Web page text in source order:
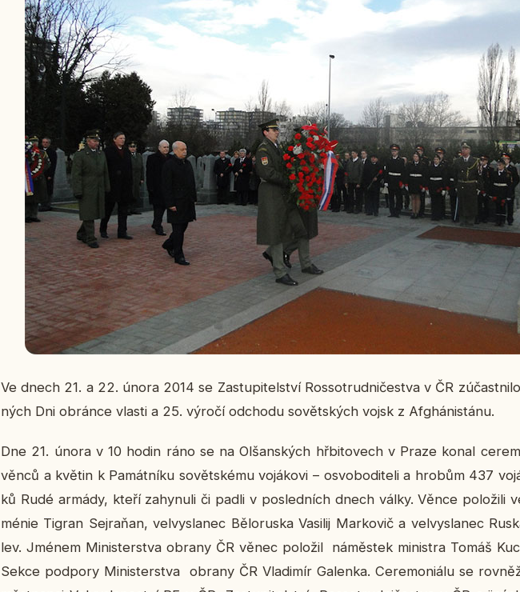
Ve dnech 21. a 22. února 2014 se Za­stu­pi­tel­ství Ros­so­trud­ni­čestva v ČR
ných Dni obrán­ce vlasti a 25. výročí od­cho­du so­vět­ských vojsk z Af­ghá­nistá­nu.
Dne 21. února v 10 hodin ráno se na Ol­šan­ských hřbi­to­vech v Praze konal
věnců a květin k Pa­mát­ní­ku so­vět­ské­mu vo­já­ko­vi – osvo­bo­di­te­li a hrobům 437
ků Rudé armády, kteří za­hy­nu­li či padli v po­sled­ních dnech války. Věnce po­lo­ži­li
mé­nie Tigran Sej­raňan, vel­vy­sla­nec Bě­lo­rus­ka Vasi­lij Mar­ko­vič a vel­vy­sla­nec
lev. Jménem Mi­nis­ter­stva obrany ČR věnec po­lo­žil ná­měs­tek mi­nis­t­ra Tomáš
Sekce pod­po­ry Mi­nis­ter­stva obrany ČR Vla­di­mír Ga­len­ka. Ce­re­mo­ni­á­lu se